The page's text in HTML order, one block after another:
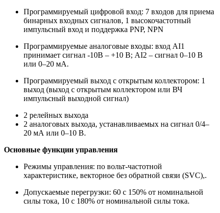
Программируемый цифровой вход: 7 входов для приема
бинарных входных сигналов, 1 высокочастотный
импульсный вход и поддержка PNP, NPN
Программируемые аналоговые входы: вход AI1
принимает сигнал -10В – +10 В; AI2 – сигнал 0–10 В
или 0–20 мА.
Программируемый выход с открытым коллектором: 1
выход (выход с открытым коллектором или ВЧ
импульсный выходной сигнал)
2 релейных выхода
2 аналоговых выхода, устанавливаемых на сигнал 0/4–
20 мА или 0–10 В.
Основные функции управления
Режимы управления: по вольт-частотной
характеристике, векторное без обратной связи (SVC),.
Допускаемые перегрузки: 60 с 150% от номинальной
силы тока, 10 с 180% от номинальной силы тока.